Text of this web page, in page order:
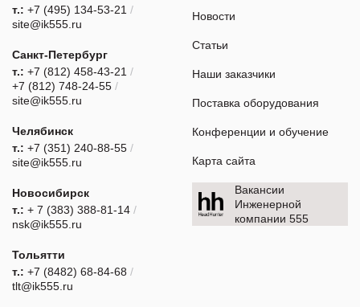
т.: +7 (495) 134-53-21 /
site@ik555.ru
Санкт-Петербург
т.: +7 (812) 458-43-21 /
+7 (812) 748-24-55 /
site@ik555.ru
Челябинск
т.: +7 (351) 240-88-55 /
site@ik555.ru
Новосибирск
т.: + 7 (383) 388-81-14 /
nsk@ik555.ru
Тольятти
т.: +7 (8482) 68-84-68 /
tlt@ik555.ru
Новости
Статьи
Наши заказчики
Поставка оборудования
Конференции и обучение
Карта сайта
Вакансии
Инженерной
компании 555